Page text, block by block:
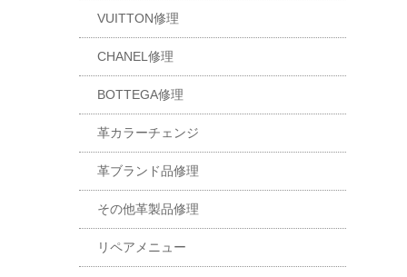
VUITTON修理
CHANEL修理
BOTTEGA修理
革カラーチェンジ
革ブランド品修理
その他革製品修理
リペアメニュー